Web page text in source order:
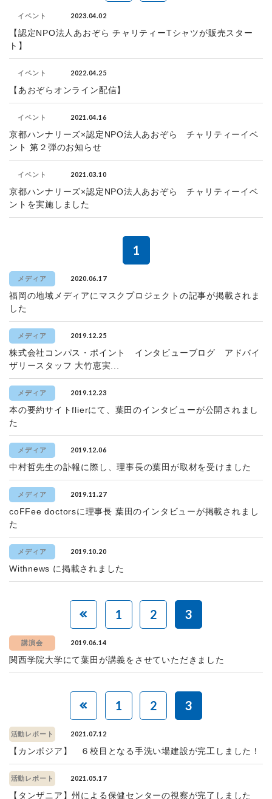
イベント 2023.04.02
【認定NPO法人あおぞら チャリティーTシャツが販売スター
ト】
イベント 2022.04.25
【あおぞらオンライン配信】
イベント 2021.04.16
京都ハンナリーズ×認定NPO法人あおぞら チャリティーイベ
ント 第２弾のお知らせ
イベント 2021.03.10
京都ハンナリーズ×認定NPO法人あおぞら チャリティーイベ
ントを実施しました
1
メディア 2020.06.17
福岡の地域メディアにマスクプロジェクトの記事が掲載されま
した
メディア 2019.12.25
株式会社コンパス・ポイント インタビューブログ アドバイ
ザリースタッフ 大竹恵実...
メディア 2019.12.23
本の要約サイトflierにて、葉田のインタビューが公開されまし
た
メディア 2019.12.06
中村哲先生の訃報に際し、理事長の葉田が取材を受けました
メディア 2019.11.27
coFFee doctorsに理事長 葉田のインタビューが掲載されまし
た
メディア 2019.10.20
Withnews に掲載されました
1 2 3
講演会 2019.06.14
関西学院大学にて葉田が講義をさせていただきました
1 2 3
活動レポート 2021.07.12
【カンボジア】 ６校目となる手洗い場建設が完工しました！
活動レポート 2021.05.17
【タンザニア】州による保健センターの視察が完了しました